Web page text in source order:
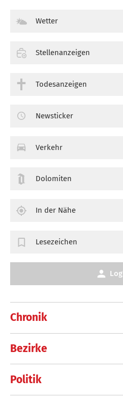
Chronik
Bezirke
Politik
Wetter
Stellenanzeigen
Todesanzeigen
Newsticker
Verkehr
Dolomiten
In der Nähe
Lesezeichen